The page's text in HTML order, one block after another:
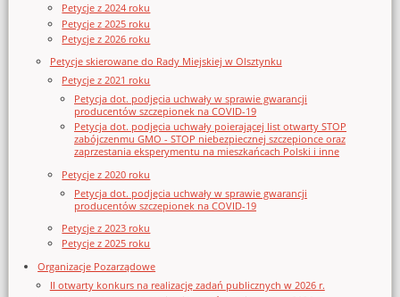
Petycje z 2024 roku
Petycje z 2025 roku
Petycje z 2026 roku
Petycje skierowane do Rady Miejskiej w Olsztynku
Petycje z 2021 roku
Petycja dot. podjęcia uchwały w sprawie gwarancji
producentów szczepionek na COVID-19
Petycja dot. podjęcia uchwały poierającej list otwarty STOP
zabójczenmu GMO - STOP niebezpiecznej szczepionce oraz
zaprzestania eksperymentu na mieszkańcach Polski i inne
Petycje z 2020 roku
Petycja dot. podjęcia uchwały w sprawie gwarancji
producentów szczepionek na COVID-19
Petycje z 2023 roku
Petycje z 2025 roku
Organizacje Pozarządowe
II otwarty konkurs na realizację zadań publicznych w 2026 r.